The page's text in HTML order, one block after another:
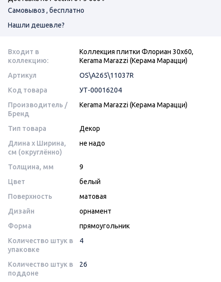
Самовывоз , бесплатно
Нашли дешевле?
Входит в
коллекцию:
Коллекция плитки Флориан 30x60,
Kerama Marazzi (Керама Марацци)
Артикул
OS\A265\11037R
Код товара
УТ-00016204
Производитель /
Бренд
Kerama Marazzi (Керама Марацци)
Тип товара
Декор
Длина x Ширина,
см (округлённо)
не надо
Толщина, мм
9
Цвет
белый
Поверхность
матовая
Дизайн
орнамент
Форма
прямоугольник
Количество штук в
упаковке
4
Количество штук в
поддоне
26